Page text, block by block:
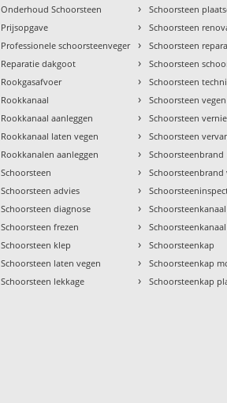
Onderhoud Schoorsteen
Prijsopgave
Professionele schoorsteenveger
Reparatie dakgoot
Rookgasafvoer
Rookkanaal
Rookkanaal aanleggen
Rookkanaal laten vegen
Rookkanalen aanleggen
Schoorsteen
Schoorsteen advies
Schoorsteen diagnose
Schoorsteen frezen
Schoorsteen klep
Schoorsteen laten vegen
Schoorsteen lekkage
› Schoorsteen
› Schoorsteen
› Schoorsteen
› Schoorsteen
› Schoorsteen
› Schoorsteen vegen
› Schoorsteen
› Schoorsteen
› Schoorsteenbrand
›
›
› Schoorsteenkanaal
›
› Schoorsteenkap
› Schoorsteenkap
› Schoorsteenkap